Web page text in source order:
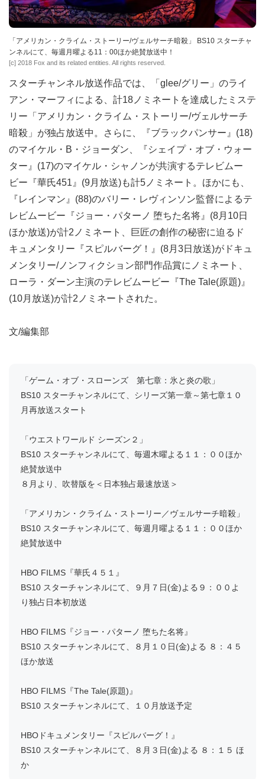
「アメリカン・クライム・ストーリー/ヴェルサーチ暗殺」 BS10 スターチャ
ンネルにて、毎週月曜よる11：00ほか絶賛放送中！
[c] 2018 Fox and its related entities. All rights reserved.
スターチャンネル放送作品では、「glee/グリー」のライ
アン・マーフィによる、計18ノミネートを達成したミステ
リー「アメリカン・クライム・ストーリー/ヴェルサーチ
暗殺」が独占放送中。さらに、『ブラックパンサー』(18)
のマイケル・B・ジョーダン、『シェイプ・オブ・ウォー
ター』(17)のマイケル・シャノンが共演するテレビムー
ビー『華氏451』(9月放送)も計5ノミネート。ほかにも、
『レインマン』(88)のバリー・レヴィンソン監督によるテ
レビムービー『ジョー・パターノ 堕ちた名将』(8月10日
ほか放送)が計2ノミネート、巨匠の創作の秘密に迫るド
キュメンタリー『スピルバーグ！』(8月3日放送)がドキュ
メンタリー/ノンフィクション部門作品賞にノミネート、
ローラ・ダーン主演のテレビムービー『The Tale(原題)』
(10月放送)が計2ノミネートされた。
文/編集部
「ゲーム・オブ・スローンズ 第七章：氷と炎の歌」
BS10 スターチャンネルにて、シリーズ第一章～第七章１０
月再放送スタート
「ウエストワールド シーズン２」
BS10 スターチャンネルにて、毎週木曜よる１１：００ほか
絶賛放送中
８月より、吹替版を＜日本独占最速放送＞
「アメリカン・クライム・ストーリー／ヴェルサーチ暗殺」
BS10 スターチャンネルにて、毎週月曜よる１１：００ほか
絶賛放送中
HBO FILMS『華氏４５１』
BS10 スターチャンネルにて、９月７日(金)よる９：００よ
り独占日本初放送
HBO FILMS『ジョー・パターノ 堕ちた名将』
BS10 スターチャンネルにて、８月１０日(金)よる ８：４５
ほか放送
HBO FILMS『The Tale(原題)』
BS10 スターチャンネルにて、１０月放送予定
HBOドキュメンタリー『スピルバーグ！』
BS10 スターチャンネルにて、８月３日(金)よる ８：１５ ほ
か